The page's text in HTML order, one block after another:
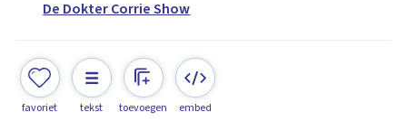
De Dokter Corrie Show
favoriet tekst toevoegen embed